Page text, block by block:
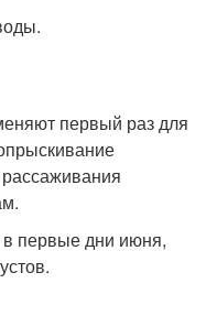
первый раз для
в первые дни июня,